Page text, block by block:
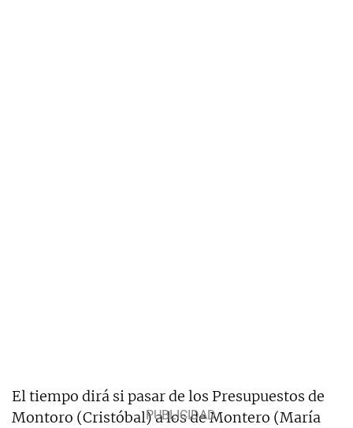
El tiempo dirá si pasar de los Presupuestos de
Montoro (Cristóbal) a los de Montero (María